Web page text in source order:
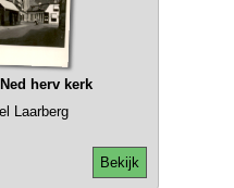
herv kerk
Laarberg
Bekijk